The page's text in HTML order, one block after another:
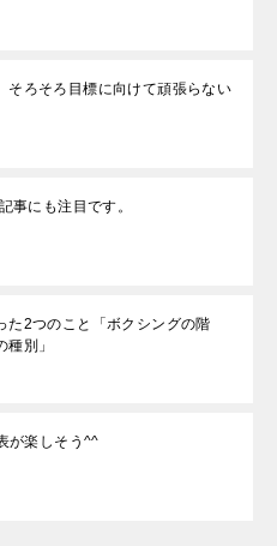
そろそろ目標に向けて頑張らない
事にも注目です。
た2つのこと「ボクシングの階
別」
が楽しそう^^